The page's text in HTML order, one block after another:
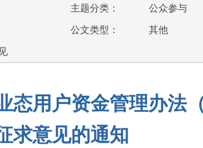
主题分类：
公众参与
公文类型：
其他
态用户资金管理办法
求意见的通知